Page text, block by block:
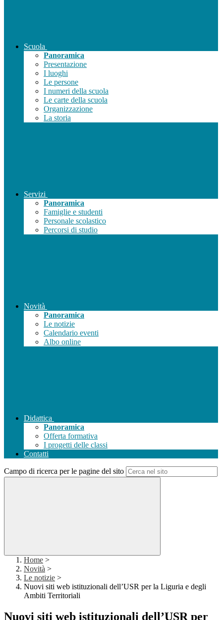
Scuola
Panoramica
Presentazione
I luoghi
Le persone
I numeri della scuola
Le carte della scuola
Organizzazione
La storia
Servizi
Panoramica
Famiglie e studenti
Personale scolastico
Percorsi di studio
Novità
Panoramica
Le notizie
Calendario eventi
Albo online
Didattica
Panoramica
Offerta formativa
I progetti delle classi
Contatti
Campo di ricerca per le pagine del sito
Home >
Novità >
Le notizie >
Nuovi siti web istituzionali dell’USR per la Liguria e degli
Ambiti Territoriali
Nuovi siti web istituzionali dell’USR per